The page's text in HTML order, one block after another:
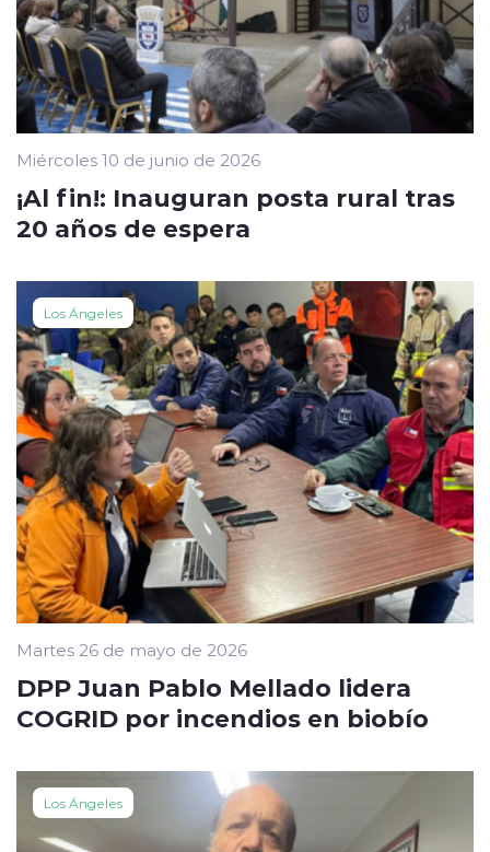
Miércoles 10 de junio de 2026
¡Al fin!: Inauguran posta rural tras
20 años de espera
Los Ángeles
Martes 26 de mayo de 2026
DPP Juan Pablo Mellado lidera
COGRID por incendios en biobío
Los Ángeles